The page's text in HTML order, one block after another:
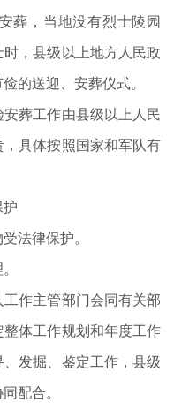
葬，当地没有烈士陵园
，县级以上地方人民政
的送迎、安葬仪式。
葬工作由县级以上人民
具体按照国家和军队有
律保护。
主管部门会同有关部
体工作规划和年度工作
发掘、鉴定工作，县级
配合。